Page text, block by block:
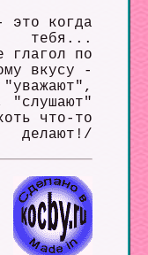
это когда
тебя...
глагол по
вкусу -
"слушают"
что-то
делают!/